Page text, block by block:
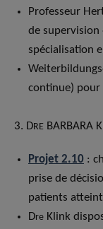
Professeur
de supervision
spécialisation
continue) pour
3. DRE BARBARA
Projet 2.10 :
prise de
patients
Dre Klink